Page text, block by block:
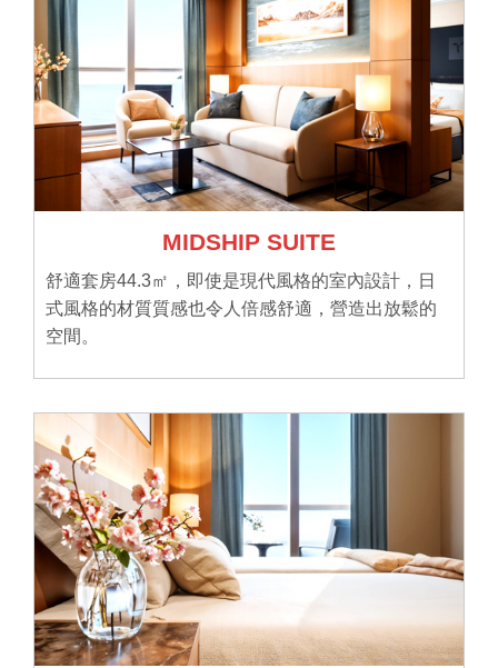
MIDSHIP SUITE
舒適套房44.3㎡，即使是現代風格的室內設計，日
式風格的材質質感也令人倍感舒適，營造出放鬆的
空間。